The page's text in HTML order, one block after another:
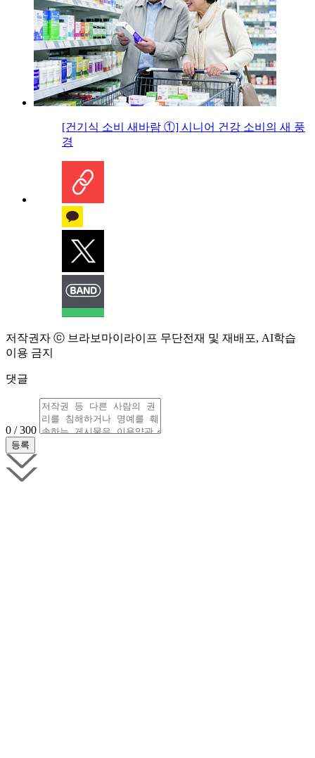
[건기식 소비 새바람 ①] 시니어 건강 소비의 새 풍
경
저작권자 ⓒ 브라보마이라이프 무단전재 및 재배포, AI학습
이용 금지
댓글
0 / 300